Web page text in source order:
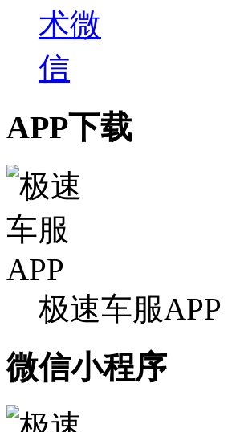
APP下载
极速车服APP
微信小程序